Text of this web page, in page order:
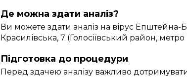
Де можна здати аналіз?
Ви можете здати аналіз на вірус Епштейна-
Красилівська, 7 (Голосіївський район, метро
Підготовка до процедури
Перед здачею аналізу важливо